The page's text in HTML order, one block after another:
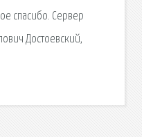
спасибо. Сервер
Достоевский,